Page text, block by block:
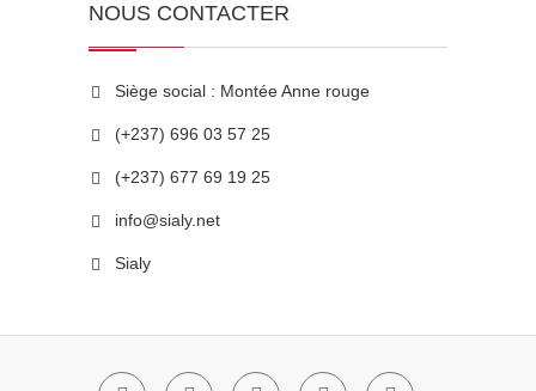
NOUS CONTACTER
Siège social : Montée Anne rouge
(+237) 696 03 57 25
(+237) 677 69 19 25
info@sialy.net
Sialy